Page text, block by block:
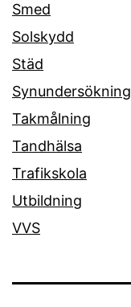
Smed
Solskydd
Städ
Synundersökning
Takmålning
Tandhälsa
Trafikskola
Utbildning
VVS